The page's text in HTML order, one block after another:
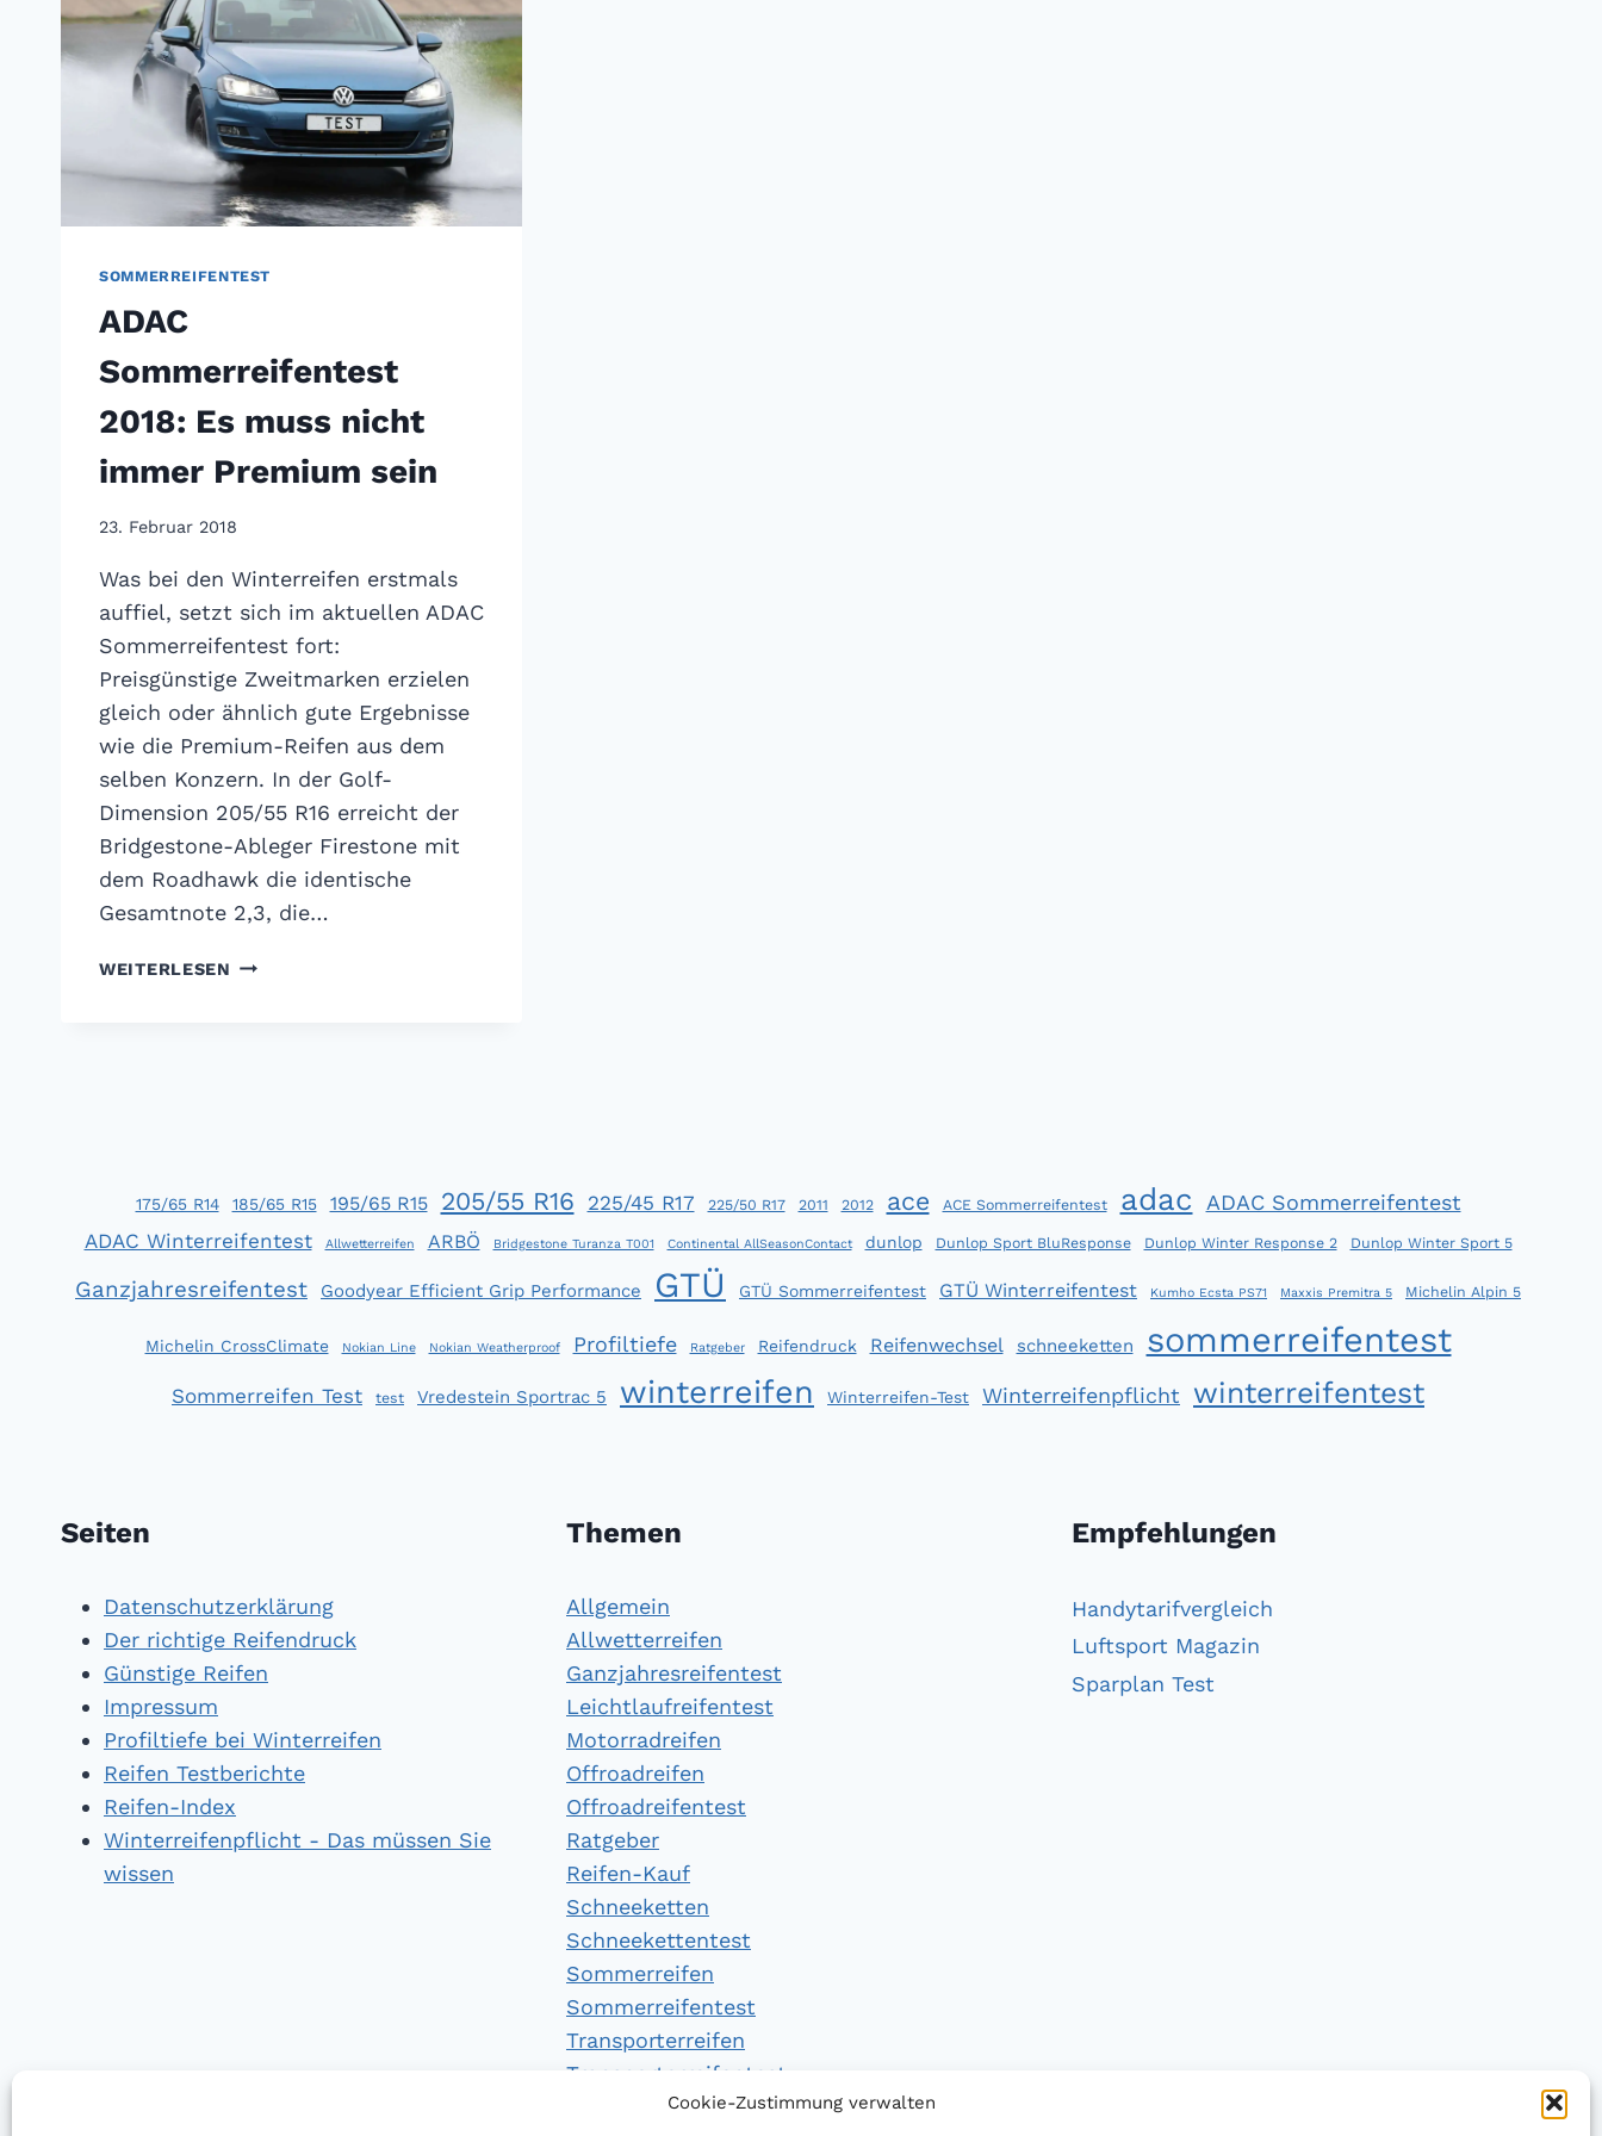
Cookie-Zustimmung verwalten
SOMMERREIFENTEST
ADAC
Sommerreifentest
2018: Es muss nicht
immer Premium sein
23. Februar 2018
Was bei den Winterreifen erstmals
auffiel, setzt sich im aktuellen ADAC
Sommerreifentest fort:
Preisgünstige Zweitmarken erzielen
gleich oder ähnlich gute Ergebnisse
wie die Premium-Reifen aus dem
selben Konzern. In der Golf-
Dimension 205/55 R16 erreicht der
Bridgestone-Ableger Firestone mit
dem Roadhawk die identische
Gesamtnote 2,3, die…
WEITERLESEN ADAC
175/65 R14
185/65 R15 195/65 R15 205/55 R16 225/45 R17 225/50 R17 2011 2012 ace ACE Sommerreifentest adac ADAC Sommerreifentest
ADAC Winterreifentest Allwetterreifen ARBÖ Bridgestone Turanza T001 Continental AllSeasonContact dunlop Dunlop Sport BluResponse Dunlop Winter Response 2 Dunlop Winter Sport 5
Ganzjahresreifentest Goodyear Efficient Grip Performance GTÜ GTÜ Sommerreifentest GTÜ Winterreifentest Kumho Ecsta PS71 Maxxis Premitra 5 Michelin Alpin 5
Michelin CrossClimate Nokian Line Nokian Weatherproof Profiltiefe Ratgeber Reifendruck Reifenwechsel schneeketten sommerreifentest
Sommerreifen Test test Vredestein Sportrac 5 winterreifen Winterreifen-Test Winterreifenpflicht winterreifentest
Seiten
Datenschutzerklärung
Der richtige Reifendruck
Günstige Reifen
Impressum
Profiltiefe bei Winterreifen
Reifen Testberichte
Reifen-Index
Winterreifenpflicht - Das müssen Sie
wissen
Themen
Allgemein
Allwetterreifen
Ganzjahresreifentest
Leichtlaufreifentest
Motorradreifen
Offroadreifen
Offroadreifentest
Ratgeber
Reifen-Kauf
Schneeketten
Schneekettentest
Sommerreifen
Sommerreifentest
Transporterreifen
Transporterreifentest
Winterreifen
Empfehlungen
Handytarifvergleich
Luftsport Magazin
Sparplan Test